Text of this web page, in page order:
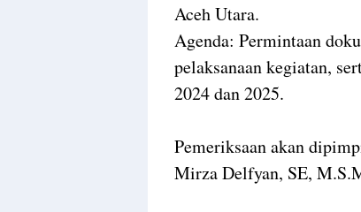
Aceh Utara.
Agenda: Permintaan
pelaksanaan kegiatan,
2024 dan 2025.
Pemeriksaan akan
Mirza Delfyan, SE,